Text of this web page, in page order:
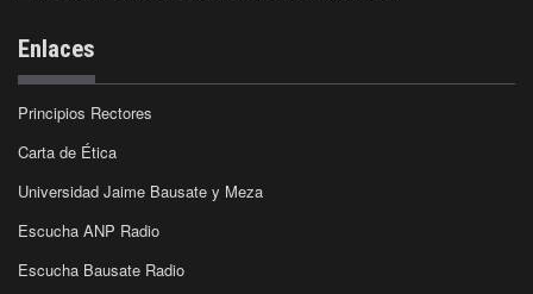
Enlaces
Principios Rectores
Carta de Ética
Universidad Jaime Bausate y Meza
Escucha ANP Radio
Escucha Bausate Radio